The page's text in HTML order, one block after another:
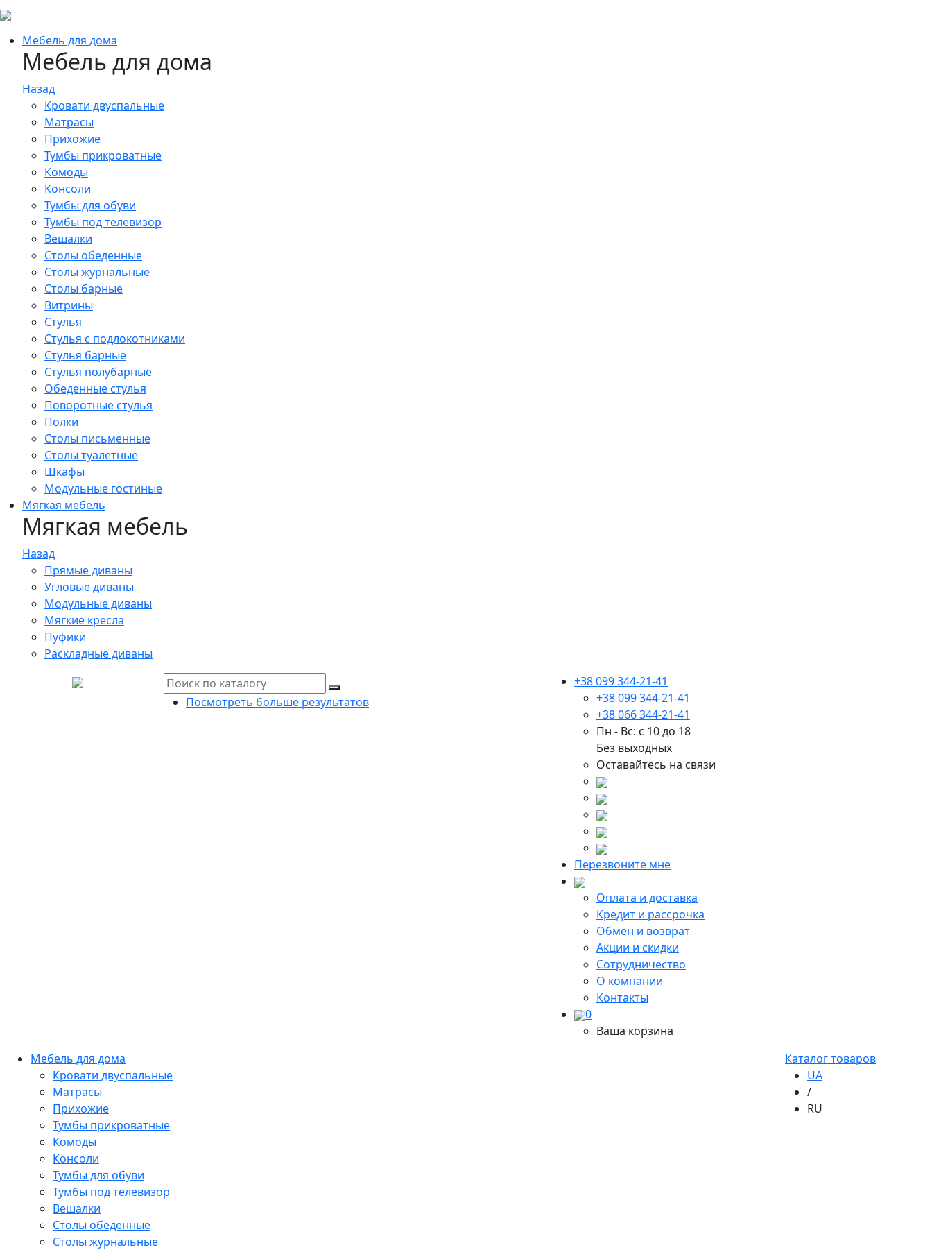
Мебель для дома
Мебель для дома
Назад
Кровати двуспальные
Матрасы
Прихожие
Тумбы прикроватные
Комоды
Консоли
Тумбы для обуви
Тумбы под телевизор
Вешалки
Столы обеденные
Столы журнальные
Столы барные
Витрины
Стулья
Стулья с подлокотниками
Стулья барные
Стулья полубарные
Обеденные стулья
Поворотные стулья
Полки
Столы письменные
Столы туалетные
Шкафы
Модульные гостиные
Мягкая мебель
Мягкая мебель
Назад
Прямые диваны
Угловые диваны
Модульные диваны
Мягкие кресла
Пуфики
Раскладные диваны
Посмотреть больше результатов
+38 099 344-21-41
+38 099 344-21-41
+38 066 344-21-41
Пн - Вс: с 10 до 18
Без выходных
Оставайтесь на связи
Перезвоните мне
Оплата и доставка
Кредит и рассрочка
Обмен и возврат
Акции и скидки
Сотрудничество
О компании
Контакты
0
Ваша корзина
Мебель для дома
Кровати двуспальные
Матрасы
Прихожие
Тумбы прикроватные
Комоды
Консоли
Тумбы для обуви
Тумбы под телевизор
Вешалки
Столы обеденные
Столы журнальные
Каталог товаров
UA
/
RU